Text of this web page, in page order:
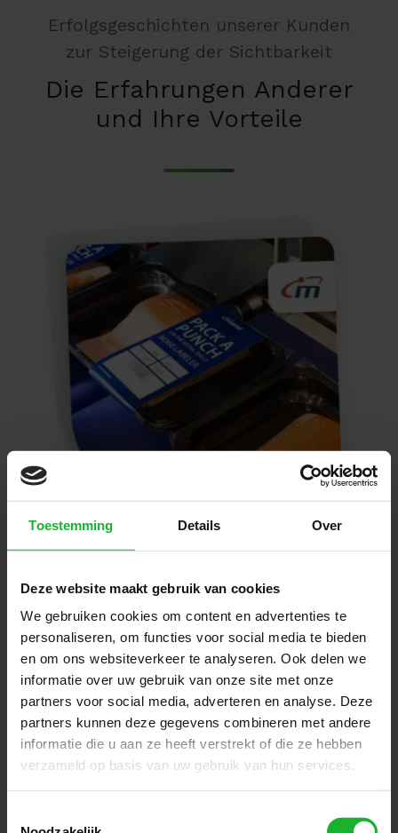
Toestemming Details Over
Deze website maakt gebruik van cookies
We gebruiken cookies om content en advertenties te
personaliseren, om functies voor social media te bieden
en om ons websiteverkeer te analyseren. Ook delen we
informatie over uw gebruik van onze site met onze
partners voor social media, adverteren en analyse. Deze
partners kunnen deze gegevens combineren met andere
informatie die u aan ze heeft verstrekt of die ze hebben
verzameld op basis van uw gebruik van hun services.
Erfolgsgeschichten unserer Kunden
zur Steigerung der Sichtbarkeit
Die Erfahrungen Anderer
und Ihre Vorteile
"Einerseits haben wir an
Effizienz gewonnen,
andererseits an Zuverlässigkeit
und deutlich besserer Kontrolle
über die Materialien, die wir
nicht erhalten haben. Dies
bedeutet auch, dass die
Rechnungsprüfung und -